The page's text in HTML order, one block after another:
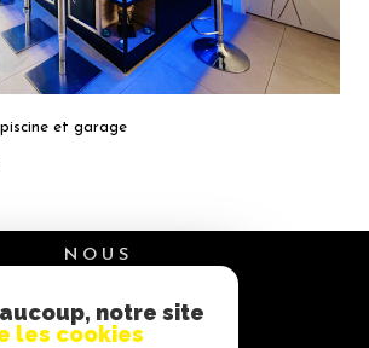
et garage
NOUS
notre site
les cookies